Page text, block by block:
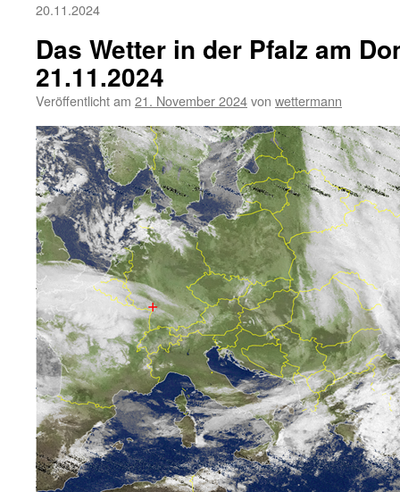
20.11.2024
Das Wetter in der Pfalz am
21.11.2024
Veröffentlicht am 21. November 2024von wettermann